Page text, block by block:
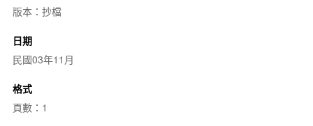
版本：抄檔
日期
民國03年11月
格式
頁數：1